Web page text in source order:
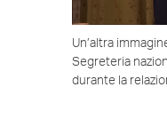
Un’altra
Segreteria
durante la